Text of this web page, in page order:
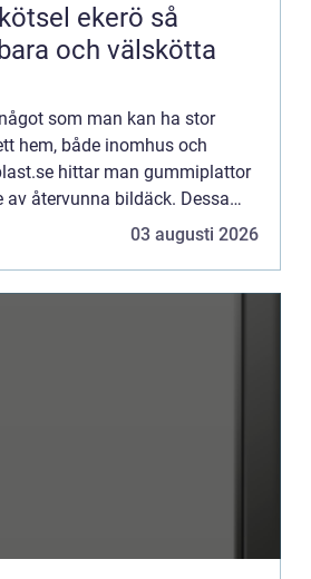
ekerö så
och välskötta
som man kan ha stor
hem, både inomhus och
hittar man gummiplattor
av återvunna bildäck. Dessa
och ärhalksäkra, mjuka
03 augusti 2026